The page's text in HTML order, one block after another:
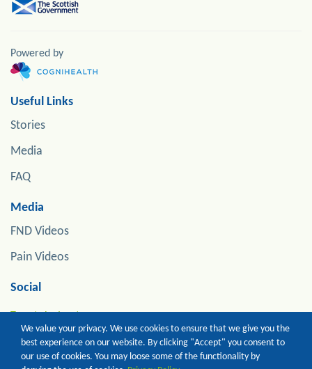
We value your privacy. We use cookies to ensure that we give you the
best experience on our website. By clicking "Accept" you consent to
our use of cookies. You may loose some of the functionality by
Powered by
Useful Links
Stories
Media
FAQ
Media
FND Videos
Pain Videos
Social